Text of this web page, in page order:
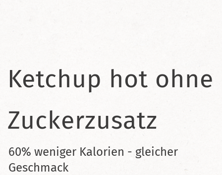
Ketchup hot ohne
Zuckerzusatz
60% weniger Kalorien - gleicher
Geschmack